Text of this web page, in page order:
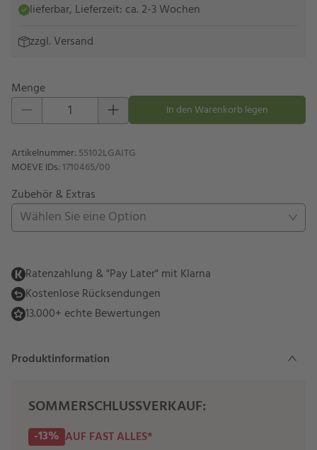
lieferbar, Lieferzeit: ca. 2-3 Wochen
zzgl. Versand
Menge
Eins hinzufügen Eins entfernenIn den Warenkorb legen
Artikelnummer: 55102LGAITG
MOEVE IDs:1710465/00
Zubehör & Extras
Wählen Sie eine Option
Ratenzahlung & "Pay Later" mit Klarna
Kostenlose Rücksendungen
13.000+ echte Bewertungen
Produktinformation
SOMMERSCHLUSSVERKAUF:
-13% AUF FAST ALLES*